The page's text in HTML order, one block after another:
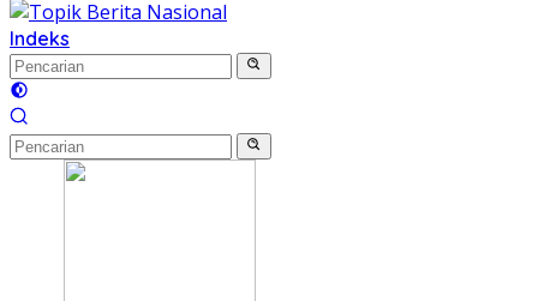
Indeks